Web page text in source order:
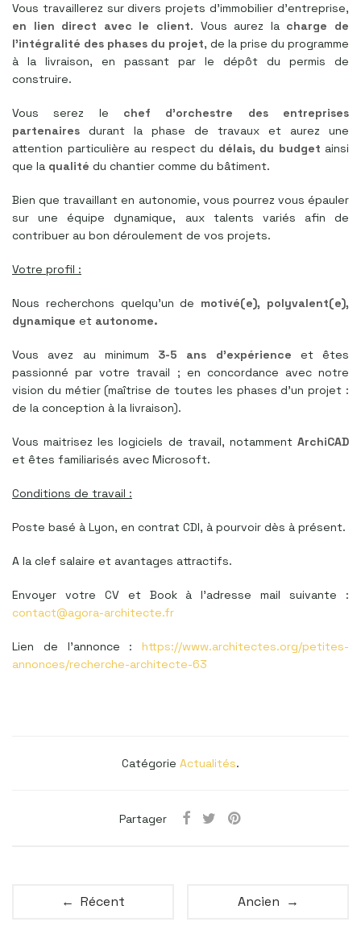
Vous travaillerez sur divers projets d’immobilier d’entreprise,
en lien direct avec le client. Vous aurez la charge de
l’intégralité des phases du projet, de la prise du programme
à la livraison, en passant par le dépôt du permis de
construire.
Vous serez le chef d’orchestre des entreprises
partenaires durant la phase de travaux et aurez une
attention particulière au respect du délais, du budget ainsi
que la qualité du chantier comme du bâtiment.
Bien que travaillant en autonomie, vous pourrez vous épauler
sur une équipe dynamique, aux talents variés afin de
contribuer au bon déroulement de vos projets.
Votre profil :
Nous recherchons quelqu’un de motivé(e), polyvalent(e),
dynamique et autonome.
Vous avez au minimum 3-5 ans d’expérience et êtes
passionné par votre travail ; en concordance avec notre
vision du métier (maîtrise de toutes les phases d’un projet :
de la conception à la livraison).
Vous maitrisez les logiciels de travail, notamment ArchiCAD
et êtes familiarisés avec Microsoft.
Conditions de travail :
Poste basé à Lyon, en contrat CDI, à pourvoir dès à présent.
A la clef salaire et avantages attractifs.
Envoyer votre CV et Book à l’adresse mail suivante :
contact@agora-architecte.fr
Lien de l’annonce : https://www.architectes.org/petites-
annonces/recherche-architecte-63
Catégorie Actualités.
Partager
← Récent Ancien →